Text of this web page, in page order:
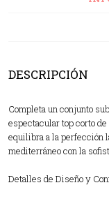
DESCRIPCIÓN
Completa un conjunto
espectacular top corto
equilibra a la perfección
mediterráneo con la
Detalles de Diseño y